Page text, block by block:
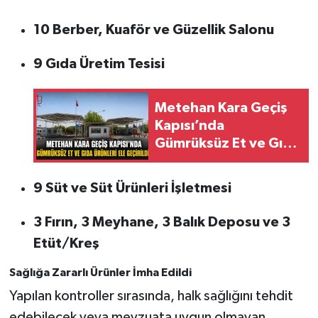
10 Berber, Kuaför ve Güzellik Salonu
9 Gıda Üretim Tesisi
Metehan Kara Geçiş
Kapısı’nda
Gümrüksüz Et ve Gıda
Ürünleri Ele Geçirildi
9 Süt ve Süt Ürünleri İşletmesi
3 Fırın, 3 Meyhane, 3 Balık Deposu ve 3
Etüt/Kreş
Sağlığa Zararlı Ürünler İmha Edildi
Yapılan kontroller sırasında, halk sağlığını tehdit